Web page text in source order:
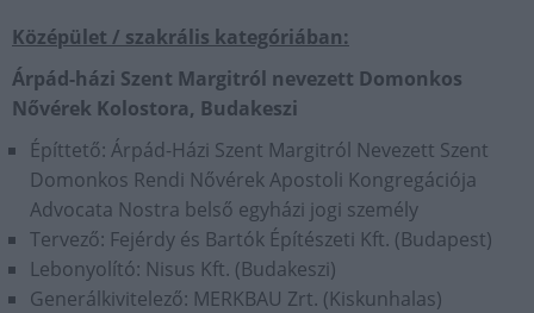
Középület / szakrális kategóriában:
Árpád-házi Szent Margitról nevezett Domonkos
Nővérek Kolostora, Budakeszi
Építtető: Árpád-Házi Szent Margitról Nevezett Szent
Domonkos Rendi Nővérek Apostoli Kongregációja
Advocata Nostra belső egyházi jogi személy
Tervező: Fejérdy és Bartók Építészeti Kft. (Budapest)
Lebonyolító: Nisus Kft. (Budakeszi)
Generálkivitelező: MERKBAU Zrt. (Kiskunhalas)